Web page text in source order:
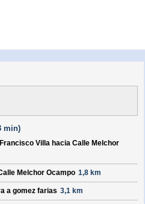
min)
Villa hacia Calle Melchor
Melchor Ocampo 1,8 km
a gomez farias 3,1 km